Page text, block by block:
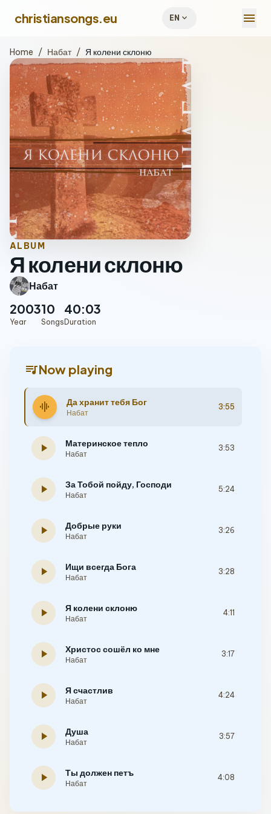
christiansongs.eu EN expand_more menu
Home / Набат / Я колени склоню
ALBUM
Я колени склоню
Набат
2003
Year
10
Songs
40:03
Duration
queue_musicNow playing
graphic_eq Да хранит тебя Бог
Набат
3:55
play_arrow Материнское тепло
Набат
3:53
play_arrow За Тобой пойду, Господи
Набат
5:24
play_arrow Добрые руки
Набат
3:26
play_arrow Ищи всегда Бога
Набат
3:28
play_arrow Я колени склоню
Набат
4:11
play_arrow Христос сошёл ко мне
Набат
3:17
play_arrow Я счастлив
Набат
4:24
play_arrow Душа
Набат
3:57
play_arrow Ты должен петъ
Набат
4:08